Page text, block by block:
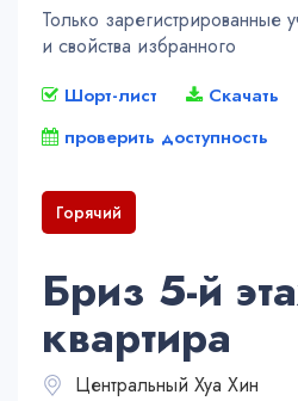
Только зарегистрированные
и свойства избранного
Шорт-лист
Скачать
проверить доступность
Горячий
Бриз 5-й
квартира
Центральный Хуа Хин